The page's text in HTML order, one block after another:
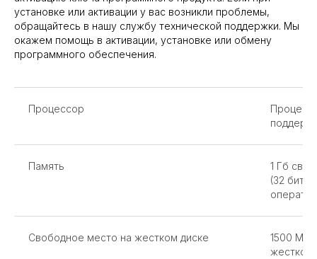
установке или активации у вас возникли проблемы,
обращайтесь в нашу службу технической поддержки. Мы
окажем помощь в активации, установке или обмену
программного обеспечения.
Процессор
Память
1 Гб
(32 бит)
Свободное место на жестком диске
1500 МБ
жестком